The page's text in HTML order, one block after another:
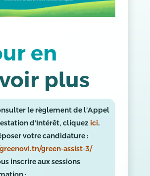
en
plus
le règlement de l’Appel
d’Intérêt, cliquez ici.
votre candidature :
green-assist-3/
inscrire aux sessions
: